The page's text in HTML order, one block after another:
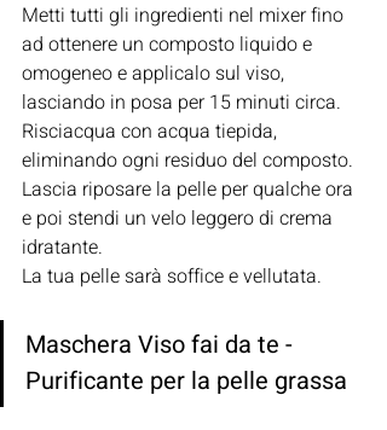
Metti tutti gli ingredienti nel mixer fino
ad ottenere un composto liquido e
omogeneo e applicalo sul viso,
lasciando in posa per 15 minuti circa.
Risciacqua con acqua tiepida,
eliminando ogni residuo del composto.
Lascia riposare la pelle per qualche ora
e poi stendi un velo leggero di crema
idratante.
La tua pelle sarà soffice e vellutata.
Maschera Viso fai da te -
Purificante per la pelle grassa